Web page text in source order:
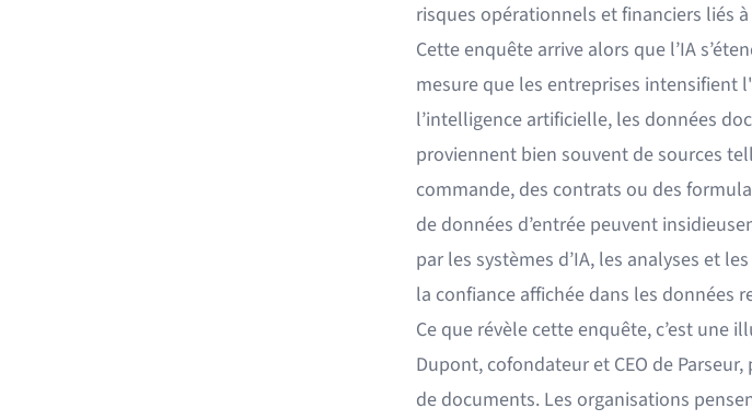
risques opérationnels et financiers liés
Cette enquête arrive alors que l’IA
mesure que les entreprises intensifient
l’intelligence artificielle, les données
proviennent bien souvent de sources
commande, des contrats ou des
de données d’entrée peuvent
par les systèmes d’IA, les analyses et
la confiance affichée dans les données
Ce que révèle cette enquête, c’est une
Dupont, cofondateur et CEO de
de documents. Les organisations